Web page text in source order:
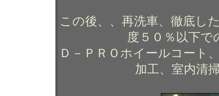
この後、、再洗車、徹底し
度５０％以下
Ｄ－ＰＲＯホイールコート
加工、室内清